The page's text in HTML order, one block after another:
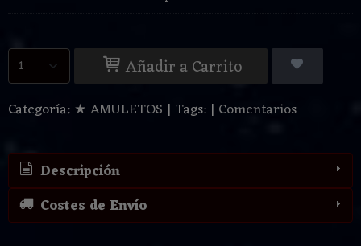
Añadir a Carrito
Categoría: ★ AMULETOS | Tags: | Comentarios
Descripción
Costes de Envío